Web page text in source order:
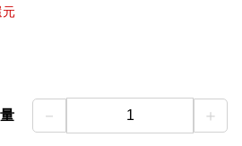
元
－ 1 ＋